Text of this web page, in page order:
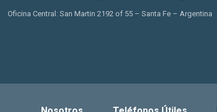
Oficina Central: San Martin 2192 of 55 – Santa Fe – Argentina